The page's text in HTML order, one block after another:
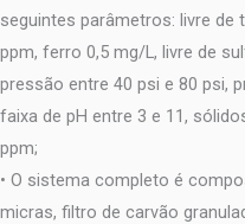
seguintes parâmetros: livre de
ppm, ferro 0,5 mg/L, livre de
pressão entre 40 psi e 80 psi,
faixa de pH entre 3 e 11,
ppm;
• O sistema completo é
micras, filtro de carvão